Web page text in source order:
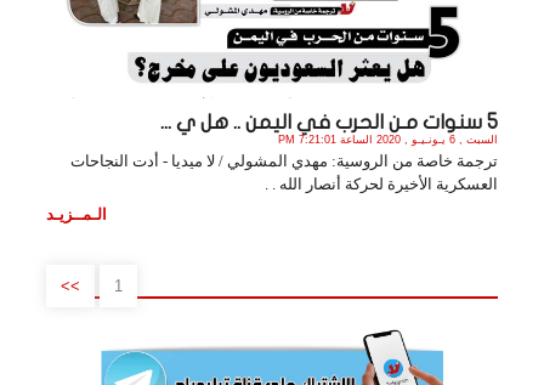
5 سنوات مـن الحرب في اليمن .. هل ي ...
السبت , 6 يـونـيـو , 2020 الساعة 7:21:01 PM
ترجمة خاصة من الروسية: مهدي المشولي / لا ميديا - أدت النجاحات
العسكرية الأخيرة لحركة أنصار الله . .
الـمــزيـد
1
>>